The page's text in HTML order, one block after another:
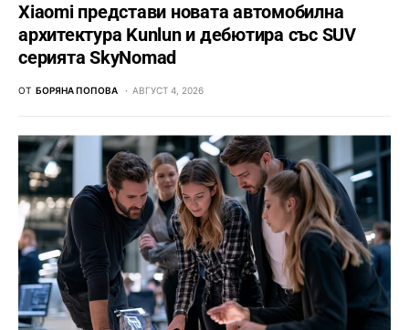
Xiaomi представи новата автомобилна
архитектура Kunlun и дебютира със SUV
серията SkyNomad
ОТ БОРЯНА ПОПОВА АВГУСТ 4, 2026